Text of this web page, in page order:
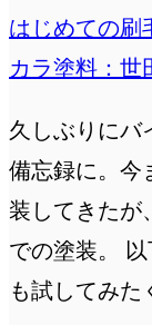
はじめての刷
カラ塗料：世
久しぶりにバ
備忘録に。今
装してきたが
での塗装。
も試してみ